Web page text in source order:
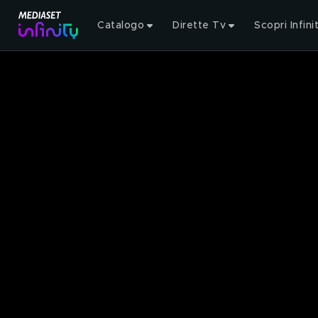
Catalogo Dirette Tv Scopri